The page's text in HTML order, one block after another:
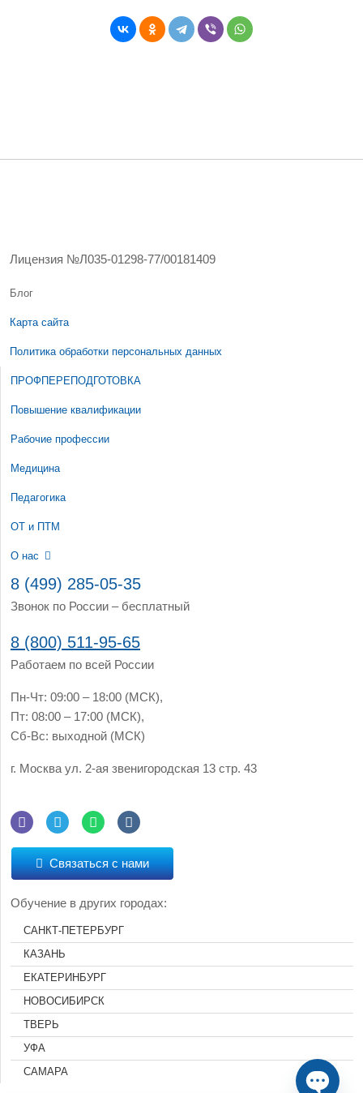
Лицензия №Л035-01298-77/00181409
Блог
Карта сайта
Политика обработки персональных данных
ПРОФПЕРЕПОДГОТОВКА
Повышение квалификации
Рабочие профессии
Медицина
Педагогика
ОТ и ПТМ
О нас
8 (499) 285-05-35
Звонок по России – бесплатный
8 (800) 511-95-65
Работаем по всей России
Пн-Чт: 09:00 – 18:00 (МСК),
Пт: 08:00 – 17:00 (МСК),
Сб-Вс: выходной (МСК)
г. Москва ул. 2-ая звенигородская 13 стр. 43
Связаться с нами
Обучение в других городах:
САНКТ-ПЕТЕРБУРГ
КАЗАНЬ
ЕКАТЕРИНБУРГ
НОВОСИБИРСК
ТВЕРЬ
УФА
САМАРА